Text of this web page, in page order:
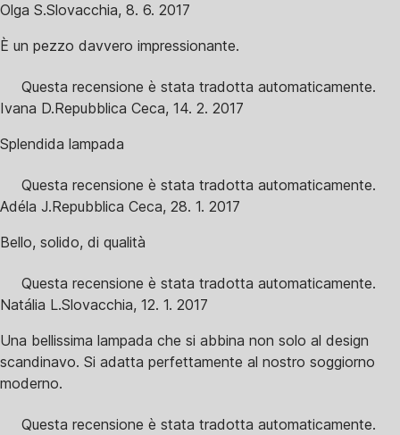
Olga S.Slovacchia, 8. 6. 2017
È un pezzo davvero impressionante.
Questa recensione è stata tradotta automaticamente.
Ivana D.Repubblica Ceca, 14. 2. 2017
Splendida lampada
Questa recensione è stata tradotta automaticamente.
Adéla J.Repubblica Ceca, 28. 1. 2017
Bello, solido, di qualità
Questa recensione è stata tradotta automaticamente.
Natália L.Slovacchia, 12. 1. 2017
Una bellissima lampada che si abbina non solo al design
scandinavo. Si adatta perfettamente al nostro soggiorno
moderno.
Questa recensione è stata tradotta automaticamente.